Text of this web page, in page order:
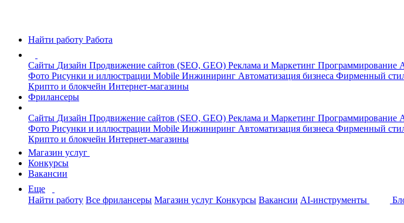
Найти работу Работа
Сайты Дизайн Продвижение сайтов (SEO, GEO) Реклама и Маркетинг Программирование
Фото Рисунки и иллюстрации Mobile Инжиниринг Автоматизация бизнеса Фирменный
Крипто и блокчейн Интернет-магазины
Фрилансеры
Сайты Дизайн Продвижение сайтов (SEO, GEO) Реклама и Маркетинг Программирование
Фото Рисунки и иллюстрации Mobile Инжиниринг Автоматизация бизнеса Фирменный
Крипто и блокчейн Интернет-магазины
Магазин услуг
Конкурсы
Вакансии
Еще
Найти работу Все фрилансеры Магазин услуг Конкурсы Вакансии AI-инструменты